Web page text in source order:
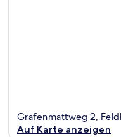
Grafenmattweg 2,
Auf Karte anzeigen